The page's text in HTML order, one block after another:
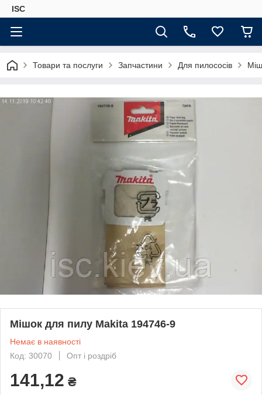
ISC
Товари та послуги Запчастини Для пилососів
Мішок для пилу Makita 194746-9
Немає в наявності
Код: 30070
Опт і роздріб
141,12 ₴